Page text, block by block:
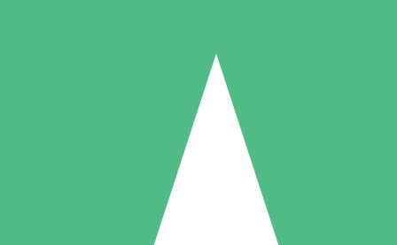
Individuella Kreditpaket
per användning med nedladdningskrediter. Inget månatligt åtagande
5 Nedladdningar
US$